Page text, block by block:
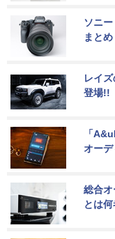
ソニ
まとめ
レイ
登場!!
「
オー
総合
とは何